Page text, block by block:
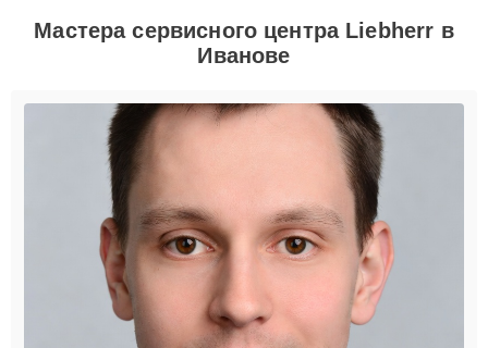
Мастера сервисного центра Liebherr в
Иванове